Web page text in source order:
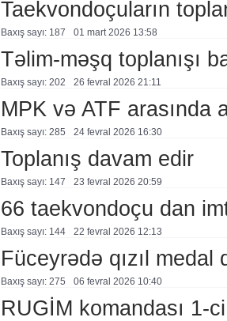
Taekvondoçuların
Baxış sayı: 187 01 mart 2026 13:58
Təlim-məşq toplanışı
Baxış sayı: 202 26 fevral 2026 21:11
MPK və ATF arasında
Baxış sayı: 285 24 fevral 2026 16:30
Toplanış davam edir
Baxış sayı: 147 23 fevral 2026 20:59
66 taekvondoçu dan
Baxış sayı: 144 22 fevral 2026 12:13
Füceyrədə qızıl medal
Baxış sayı: 275 06 fevral 2026 10:40
RUGİM komandası 1-